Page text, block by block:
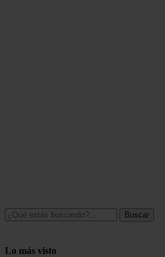
Buscar
Lo más visto